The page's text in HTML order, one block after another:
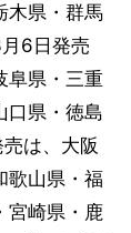
木県・群馬
6日発売
阜県・三重
口県・徳島
は、大阪
歌山県・福
宮崎県・鹿